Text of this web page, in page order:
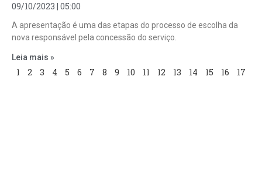
09/10/2023 05:00
A apresentação é uma das etapas do processo de escolha da
nova responsável pela concessão do serviço.
Leia mais »
1 2 3 4 5 6 7 8 9 10 11 12 13 14 15 16 17